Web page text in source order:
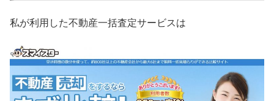
私が利用した不動産一括査定サービスは